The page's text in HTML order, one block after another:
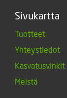
Sivukartta
Tuotteet
Yhteystiedot
Kasvatusvinkit
Meistä